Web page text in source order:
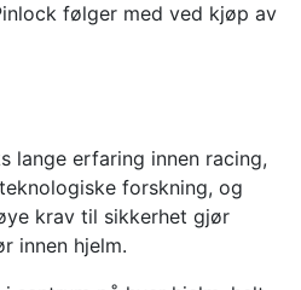
følger med ved kjøp av
lange erfaring innen racing,
forskning, og
krav til sikkerhet gjør
innen hjelm.